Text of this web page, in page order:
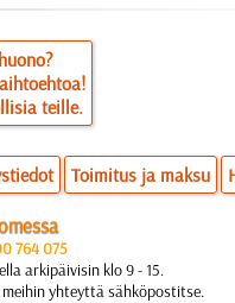
teille.
Toimitus ja maksu
764 075
arkipäivisin klo 9 - 15.
yhteyttä sähköpostitse.